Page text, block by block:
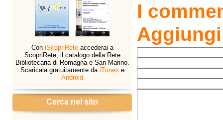
Con iScopriReteaccederai a
ScopriRete, il catalogo della Rete
Bibliotecaria di Romagna e San Marino.
Scaricala gratuitamente da iTunes e
Android
Cerca nel sito
I